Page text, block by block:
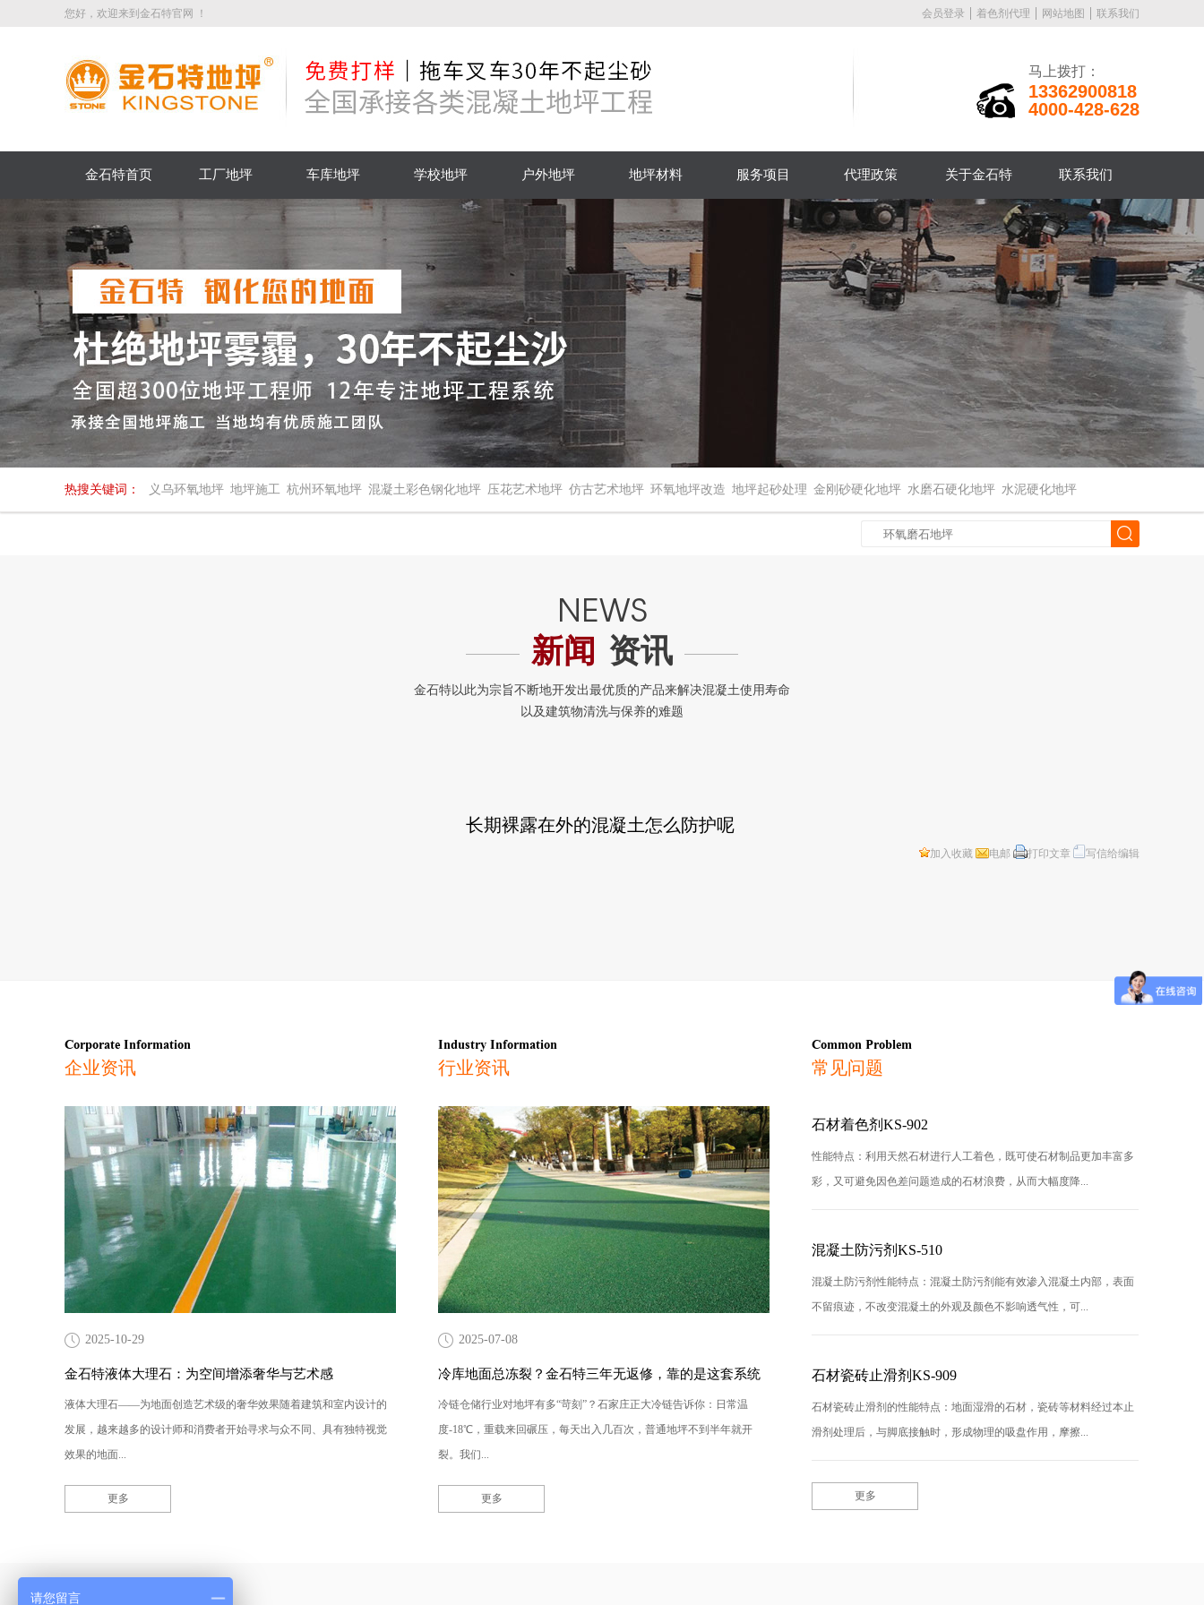
您好，欢迎来到金石特官网 ！ 会员登录 着色剂代理 网站地图 联系我们
马上拨打：
13362900818
4000-428-628
金石特首页 工厂地坪 车库地坪 学校地坪 户外地坪 地坪材料 服务项目 代理政策 关于金石特 联系我们
热搜关键词： 义乌环氧地坪 地坪施工 杭州环氧地坪 混凝土彩色钢化地坪 压花艺术地坪 仿古艺术地坪 环氧地坪改造 地坪起砂处理 金刚砂硬化地坪 水磨石硬化地坪 水泥硬化地坪
新闻 资讯
长期裸露在外的混凝土怎么防护呢
加入收藏 电邮 打印文章 写信给编辑
Corporate Information
企业资讯
2025-10-29
金石特液体大理石：为空间增添奢华与艺术感
液体大理石——为地面创造艺术级的奢华效果随着建筑和室内设计的
发展，越来越多的设计师和消费者开始寻求与众不同、具有独特视觉
效果的地面...
更多
Industry Information
行业资讯
2025-07-08
冷库地面总冻裂？金石特三年无返修，靠的是这套系统
冷链仓储行业对地坪有多“苛刻”？石家庄正大冷链告诉你：日常温
度-18℃，重载来回碾压，每天出入几百次，普通地坪不到半年就开
裂。我们...
更多
Common Problem
常见问题
石材着色剂KS-902
性能特点：利用天然石材进行人工着色，既可使石材制品更加丰富多
彩，又可避免因色差问题造成的石材浪费，从而大幅度降...
混凝土防污剂KS-510
混凝土防污剂性能特点：混凝土防污剂能有效渗入混凝土内部，表面
不留痕迹，不改变混凝土的外观及颜色不影响透气性，可...
石材瓷砖止滑剂KS-909
石材瓷砖止滑剂的性能特点：地面湿滑的石材，瓷砖等材料经过本止
滑剂处理后，与脚底接触时，形成物理的吸盘作用，摩擦...
更多
产品采购直通车
请您留言